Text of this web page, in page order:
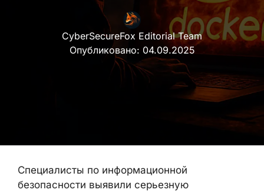
CyberSecureFox Editorial Team
Опубликовано: 04.09.2025
Специалисты по информационной
безопасности выявили серьезную